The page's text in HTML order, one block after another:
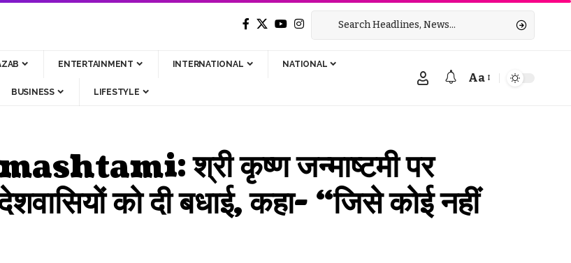
ENTERTAINMENT INTERNATIONAL NATIONAL
BUSINESS LIFESTYLE
Aa
श्री कृष्ण जन्माष्टमी पर
को दी बधाई, कहा- “जिसे कोई नहीं